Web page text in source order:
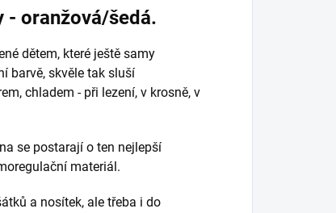
- oranžová/šedá.
dětem, které ještě samy
barvě, skvěle tak sluší
chladem - při lezení, v krosně, v
se postarají o ten nejlepší
materiál.
a nosítek, ale třeba i do